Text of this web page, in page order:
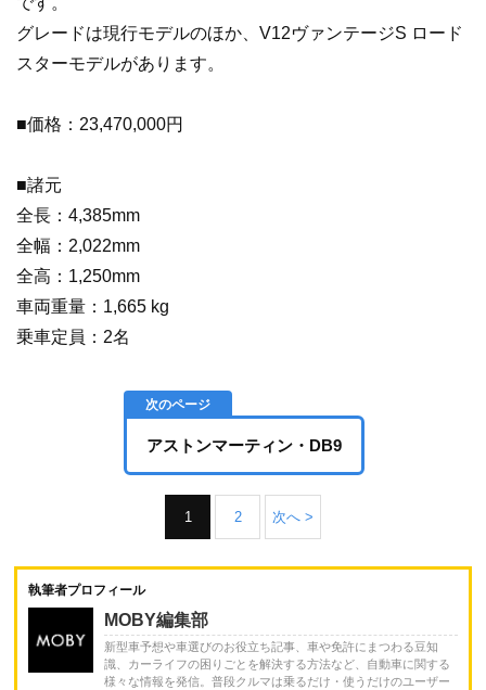
グレードは現行モデルのほか、V12ヴァンテージS ロード
スターモデルがあります。
■価格：23,470,000円
■諸元
全長：4,385mm
全幅：2,022mm
全高：1,250mm
車両重量：1,665 kg
乗車定員：2名
アストンマーティン・DB9
1 2 次へ >
執筆者プロフィール
MOBY編集部
新型車予想や車選びのお役立ち記事、車や免許にまつわる豆知
識、カーライフの困りごとを解決する方法など、自動車に関する
様々な情報を発信。普段クルマは乗るだけ・使うだけのユーザー